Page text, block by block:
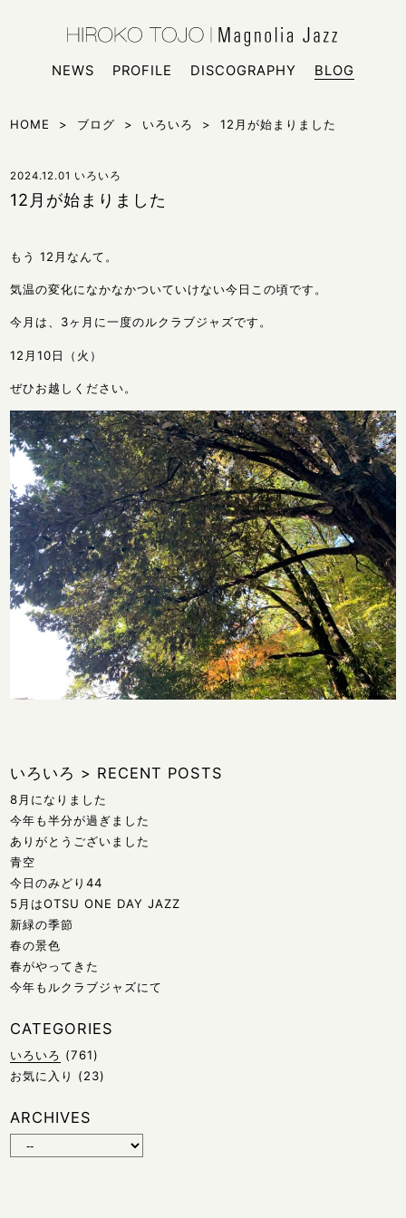
NEWS
PROFILE DISCOGRAPHY BLOG
HOME > ブログ > いろいろ > 12月が始まりました
2024.12.01 いろいろ
12月が始まりました
もう 12月なんて。
気温の変化になかなかついていけない今日この頃です。
今月は、3ヶ月に一度のルクラブジャズです。
12月10日（火）
ぜひお越しください。
いろいろ > RECENT POSTS
8月になりました
今年も半分が過ぎました
ありがとうございました
青空
今日のみどり44
5月はOTSU ONE DAY JAZZ
新緑の季節
春の景色
春がやってきた
今年もルクラブジャズにて
CATEGORIES
いろいろ (761)
お気に入り
(23)
ARCHIVES